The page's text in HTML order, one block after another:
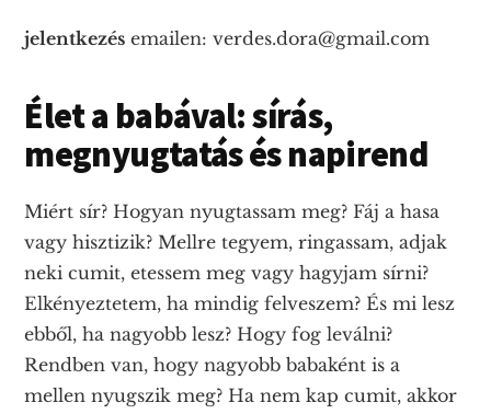
jelentkezés emailen: verdes.dora@gmail.com
Élet a babával: sírás,
megnyugtatás és napirend
Miért sír? Hogyan nyugtassam meg? Fáj a hasa
vagy hisztizik? Mellre tegyem, ringassam, adjak
neki cumit, etessem meg vagy hagyjam sírni?
Elkényeztetem, ha mindig felveszem? És mi lesz
ebből, ha nagyobb lesz? Hogy fog leválni?
Rendben van, hogy nagyobb babaként is a
mellen nyugszik meg? Ha nem kap cumit, akkor